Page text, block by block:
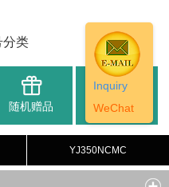
Inquiry
WeChat
分类
随机赠品 办事处
YJ350NCMC